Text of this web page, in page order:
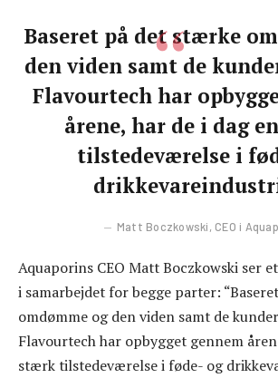
Baseret på det stærke
den viden samt de
Flavourtech har
årene, har de i dag
tilstedeværelse i
Matt Boczkowski, CEO i
Aquaporins CEO Matt Boczkowski ser
i samarbejdet for begge parter:
omdømme og den viden samt de
Flavourtech har opbygget gennem
stærk tilstedeværelse i føde- og